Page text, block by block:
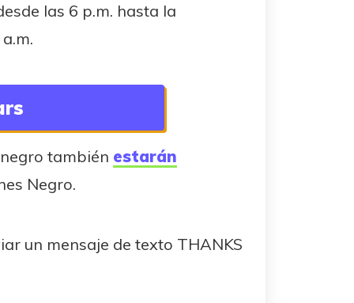
las 6 p.m. hasta la
también estarán
Negro.
un mensaje de texto THANKS